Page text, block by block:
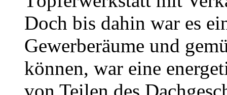
Doch bis dahin war es
Gewerberäume und
können, war eine
von Teilen des